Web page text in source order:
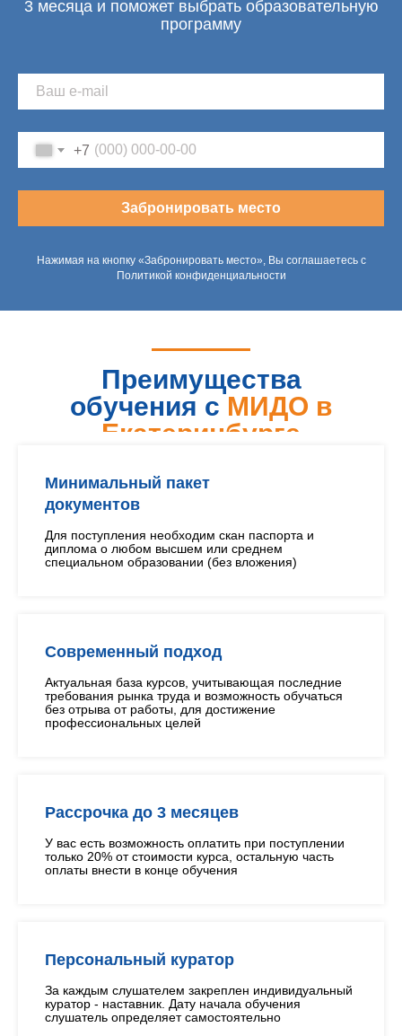
3 месяца и поможет выбрать образовательную
программу
+7
Забронировать место
Нажимая на кнопку «Забронировать место», Вы соглашаетесь с
Политикой конфиденциальности
Преимущества
обучения с МИДО в
Екатеринбурге
Минимальный пакет
документов
Для поступления необходим скан паспорта и
диплома о любом высшем или среднем
специальном образовании (без вложения)
Современный подход
Актуальная база курсов, учитывающая последние
требования рынка труда и возможность обучаться
без отрыва от работы, для достижение
профессиональных целей
Рассрочка до 3 месяцев
У вас есть возможность оплатить при поступлении
только 20% от стоимости курса, остальную часть
оплаты внести в конце обучения
Персональный куратор
За каждым слушателем закреплен индивидуальный
куратор - наставник. Дату начала обучения
слушатель определяет самостоятельно